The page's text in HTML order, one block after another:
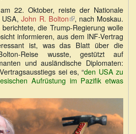
22. Oktober, reiste der Nationale
USA,John R. Bolton(Link
ist
extern)
, nach Moskau.
die Trump-Regierung wolle
informieren, aus dem INF-Vertrag
ist, was das Blatt über die
Reise wusste, gestützt auf
und ausländische Diplomaten:
sei es, “den USA zu
Aufrüstung im Pazifik etwas